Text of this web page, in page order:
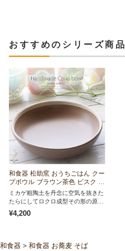
おすすめのシリーズ商品
和食器 松助窯 おうちごはん クー
プボウル ブラウン茶色 ビスク 器
皿 美濃焼 パスタ カレー サラダ
陶器 食器 手づくり
ミカゲ粗陶土を丹念に空気を抜きた
たらにしてロクロ成型その形の原型
¥4,200
和食器 > 和食器 お蕎麦 そば